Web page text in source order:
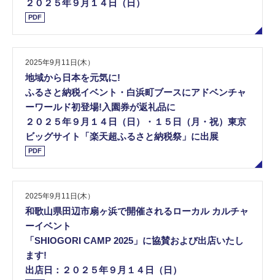
２０２５年９月１４日（日）
PDF
2025年9月11日(木）
地域から日本を元気に!
ふるさと納税イベント・白浜町ブースにアドベンチャ
ーワールド初登場!入園券が返礼品に
２０２５年９月１４日（日）・１５日（月・祝）東京
ビッグサイト「楽天超ふるさと納税祭」に出展
PDF
2025年9月11日(木）
和歌山県田辺市扇ヶ浜で開催されるローカル カルチャ
ーイベント
「SHIOGORI CAMP 2025」に協賛および出店いたし
ます!
出店日：２０２５年９月１４日（日）